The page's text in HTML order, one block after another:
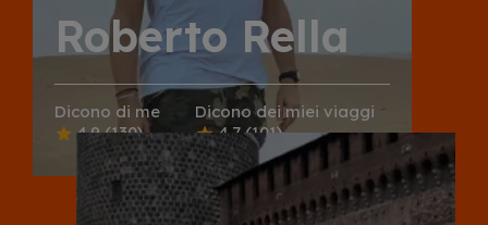
Roberto Rella
Dicono di me
4.9(130)
Dicono dei miei viaggi
4.7(101)